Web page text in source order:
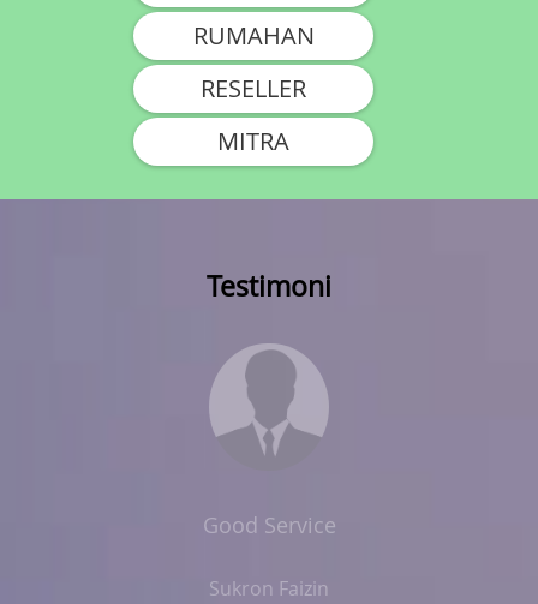
RUMAHAN
RESELLER
MITRA
Testimoni
Good Service
Sukron Faizin